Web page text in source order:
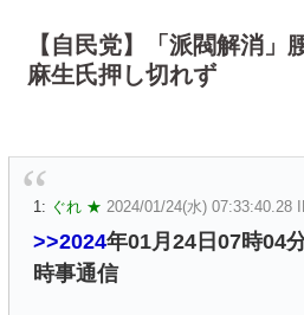
【自民党】「派閥解消
麻生氏押し切れず
1: ぐれ ★ 2024/01/24(水) 07:33:40.28
>>2024年01月24日07時04
時事通信